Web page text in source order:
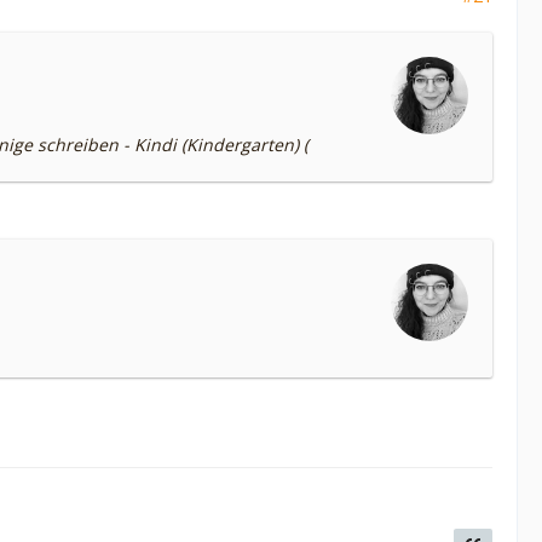
schreiben - Kindi (Kindergarten) (